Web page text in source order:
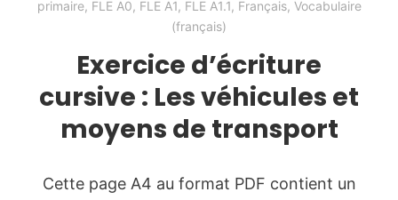
primaire, FLE A0, FLE A1, FLE A1.1, Français, Vocabulaire
(français)
Exercice d’écriture
cursive : Les véhicules et
moyens de transport
Cette page A4 au format PDF contient un